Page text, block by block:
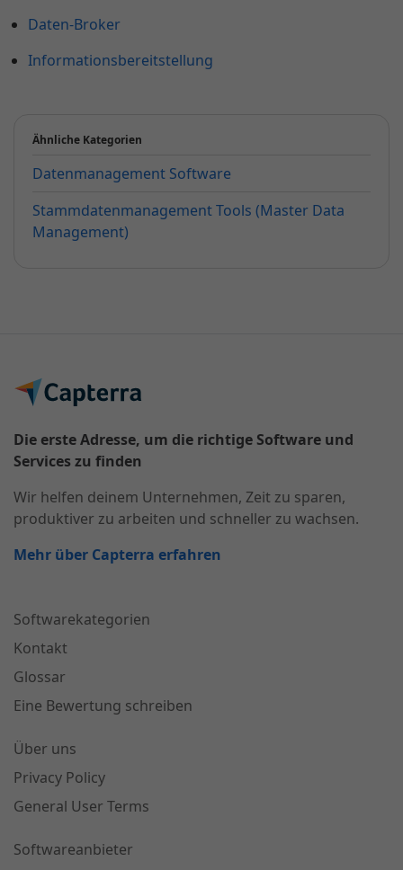
Daten-Broker
Informationsbereitstellung
Ähnliche Kategorien
Datenmanagement Software
Stammdatenmanagement Tools (Master Data
Management)
Die erste Adresse, um die richtige Software und
Services zu finden
Wir helfen deinem Unternehmen, Zeit zu sparen,
produktiver zu arbeiten und schneller zu wachsen.
Mehr über Capterra erfahren
Softwarekategorien
Kontakt
Glossar
Eine Bewertung schreiben
Über uns
Privacy Policy
General User Terms
Softwareanbieter